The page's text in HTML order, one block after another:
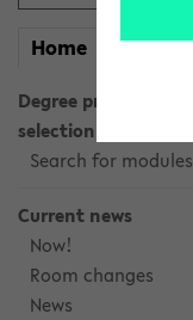
Home myeKVV
Degree programme
selection
Search for modules
Current news
Now!
Room changes
News